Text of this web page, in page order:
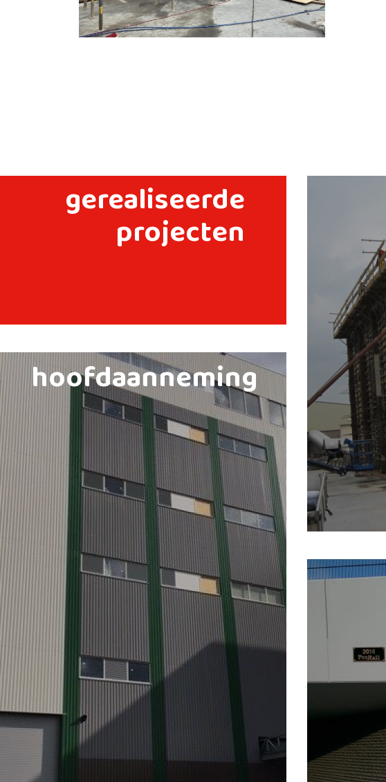
gerealiseerde
projecten
hoofdaanneming